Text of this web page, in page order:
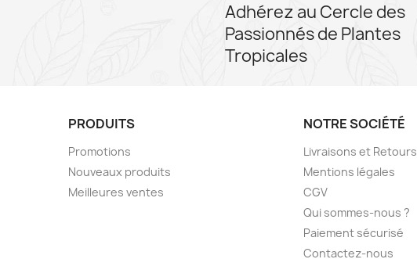
Adhérez au Cercle des
Passionnés de Plantes
Tropicales
PRODUITS
Promotions
Nouveaux produits
Meilleures ventes
NOTRE SOCIÉTÉ
Livraisons et Retours
Mentions légales
CGV
Qui sommes-nous ?
Paiement sécurisé
Contactez-nous